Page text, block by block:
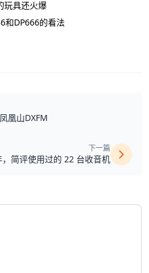
玩具还火爆
和DP666的看法
凰山DXFM
下一篇
简评使用过的 22 台收音机